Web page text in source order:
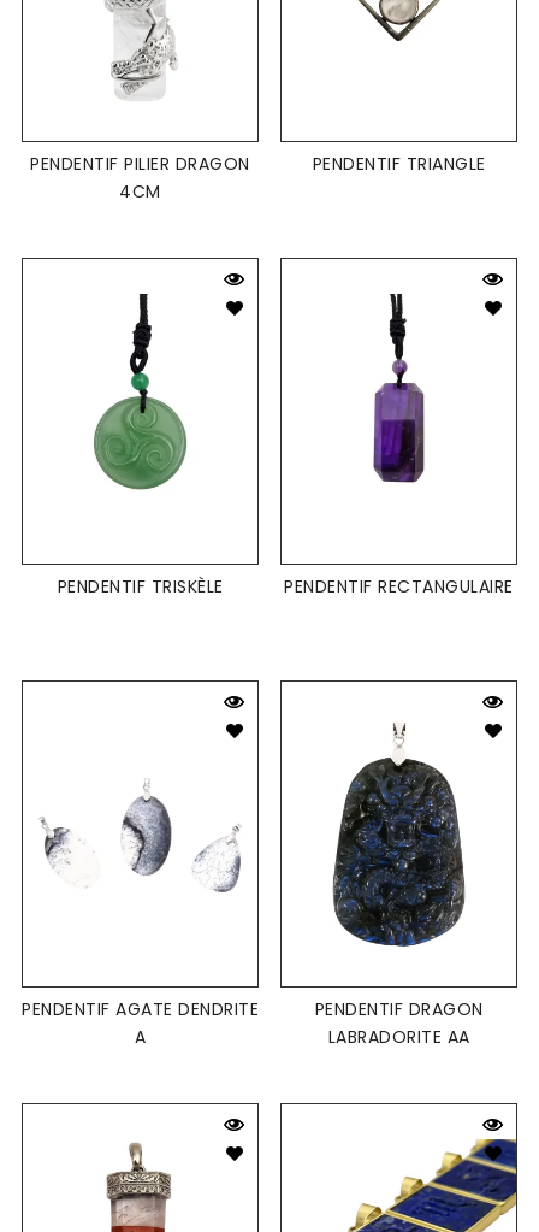
PENDENTIF PILIER DRAGON
4CM
PENDENTIF TRIANGLE
PENDENTIF TRISKÈLE PENDENTIF RECTANGULAIRE
PENDENTIF AGATE DENDRITE
A
PENDENTIF DRAGON
LABRADORITE AA